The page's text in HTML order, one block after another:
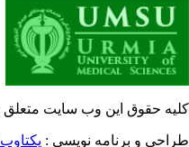
حقوق این وب سایت متعلق
و برنامه نویسی : یکتاوب